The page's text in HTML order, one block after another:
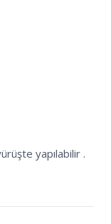
olunmalı.
ulaşım
toplanmalı.
yapılabilir .